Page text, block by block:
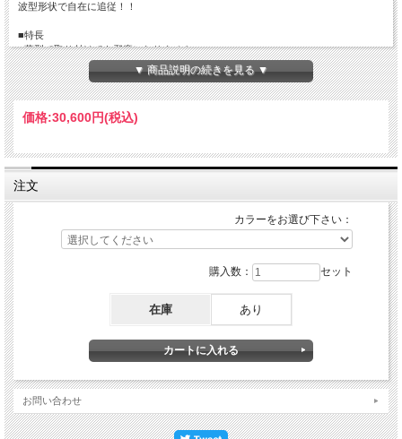
波型形状で自在に追従！！
■特長
○薄型で取り付けても邪魔になりません。
○クッション性抜群のスポンジで、衝撃を吸収します。
○はさみやカッターでのカットが可能で加工が簡単です。
EPDMスポンジ＋紙系粘着テープ
してご使用頂けます。
体育館などにもおすすめです。
▼ 商品説明の続きを見る ▼
価格:30,600円(税込)
注文
カラーをお選び下さい：
購入数： セット
在庫 あり
お問い合わせ